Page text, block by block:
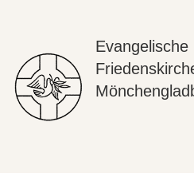
Evangelische